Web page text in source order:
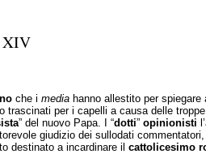
XIV
che i media hanno allestito per spiegare
trascinati per i capelli a causa delle troppe
” del nuovo Papa. I “dotti” opinionisti
giudizio dei sullodati
destinato a incardinare il cattolicesimo